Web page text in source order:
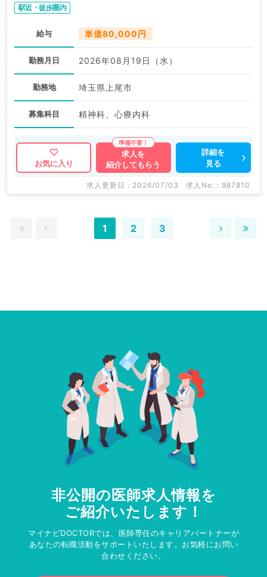
駅近・徒歩圏内
給与 単価80,000円
勤務月日 2026年08月19日（水）
勤務地 埼玉県上尾市
募集科目 精神科、心療内科
お気に入り
求人を
紹介してもらう
詳細を
見る
求人更新日 : 2026/07/03 求人No. : 987810
1 2 3
非公開の医師求人情報を
ご紹介いたします！
マイナビDOCTORでは、医師専任のキャリアパートナーが
あなたの転職活動をサポートいたします。お気軽にお問い
合わせください。